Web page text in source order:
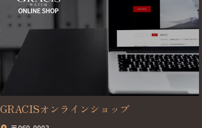
GRACISオンラインショップ